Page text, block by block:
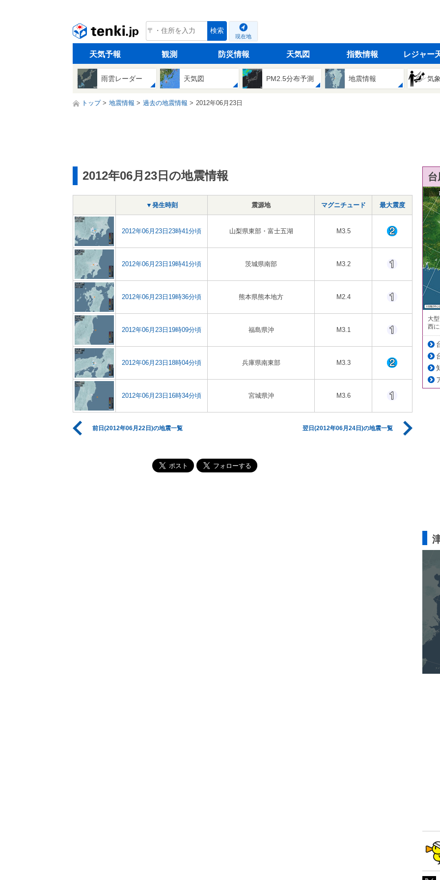
tenki.jp 検索
現在地
天気予報 観測 防災情報 天気図 指数情報 レジャー
雨雲レーダー 天気図 PM2.5分布予測 地震情報 気
トップ 地震情報 過去の地震情報 2012年06月23日
2012年06月23日の地震情報
▼発生時刻 震源地 マグニチュード 最大震度
2012年06月23日23時41分頃 山梨県東部・富士五湖 M3.5
2012年06月23日19時41分頃 茨城県南部 M3.2
2012年06月23日19時36分頃 熊本県熊本地方 M2.4
2012年06月23日19時09分頃 福島県沖 M3.1
2012年06月23日18時04分頃 兵庫県南東部 M3.3
2012年06月23日16時34分頃 宮城県沖 M3.6
前日(2012年06月22日)の地震一覧 翌日(2012年06月24日)の地震一覧
大
西